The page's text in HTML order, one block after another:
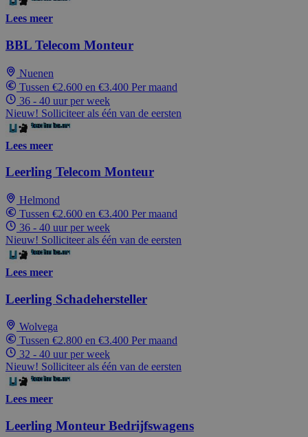
Lees meer
BBL Telecom Monteur
Nuenen
Tussen €2.600 en €3.400 Per maand
36 - 40 uur per week
Nieuw! Solliciteer als één van de eersten
Lees meer
Leerling Telecom Monteur
Helmond
Tussen €2.600 en €3.400 Per maand
36 - 40 uur per week
Nieuw! Solliciteer als één van de eersten
Lees meer
Leerling Schadehersteller
Wolvega
Tussen €2.800 en €3.400 Per maand
32 - 40 uur per week
Nieuw! Solliciteer als één van de eersten
Lees meer
Leerling Monteur Bedrijfswagens